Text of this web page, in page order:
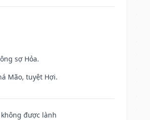
sợ Hỏa.
Mão, tuyệt Hợi.
được lành